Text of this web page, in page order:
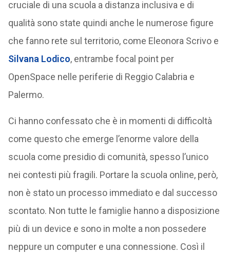
cruciale di una scuola a distanza inclusiva e di
qualità sono state quindi anche le numerose figure
che fanno rete sul territorio, come Eleonora Scrivo e
Silvana Lodico, entrambe focal point per
OpenSpace nelle periferie di Reggio Calabria e
Palermo.
Ci hanno confessato che è in momenti di difficoltà
come questo che emerge l’enorme valore della
scuola come presidio di comunità, spesso l’unico
nei contesti più fragili. Portare la scuola online, però,
non è stato un processo immediato e dal successo
scontato. Non tutte le famiglie hanno a disposizione
più di un device e sono in molte a non possedere
neppure un computer e una connessione. Così il